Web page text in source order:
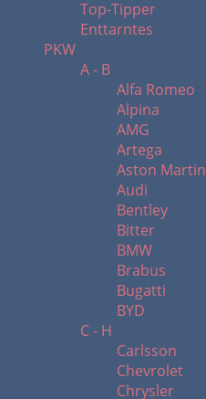
Top-Tipper
Enttarntes
PKW
A - B
Alfa Romeo
Alpina
AMG
Artega
Aston Martin
Audi
Bentley
Bitter
BMW
Brabus
Bugatti
BYD
C - H
Carlsson
Chevrolet
Chrysler